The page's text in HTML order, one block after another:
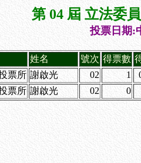
第 04 屆 立法委
投票日期:
姓名 號次 得票數
票所 謝啟光 02 1
票所 謝啟光 02 0